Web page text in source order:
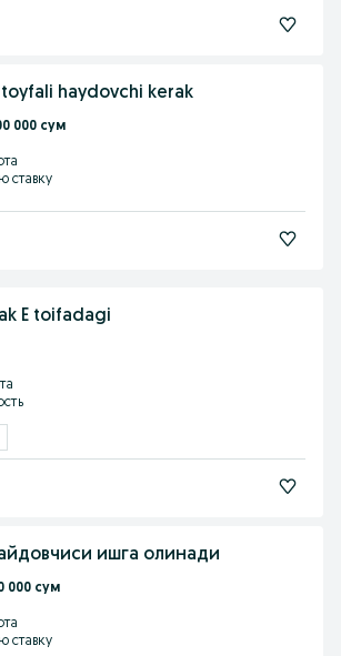
toyfali haydovchi kerak
000 сум
ставку
E toifadagi
ишга олинади
000 сум
ставку